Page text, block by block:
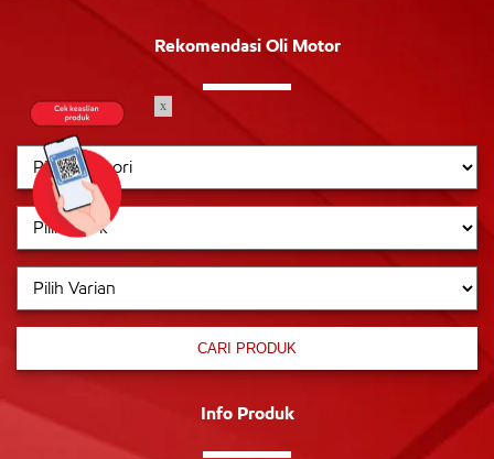
Rekomendasi Oli Motor
CARI PRODUK
Info Produk
x